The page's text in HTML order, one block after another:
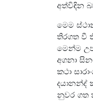
අත්විඳින
මෙම
තිරගත වී
මෙන්ම
අගනා
කථා
දයානන්ද්
නුවර ගත